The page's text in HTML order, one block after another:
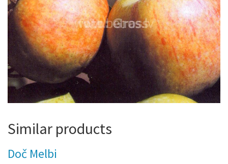
Similar products
Doč Melbi